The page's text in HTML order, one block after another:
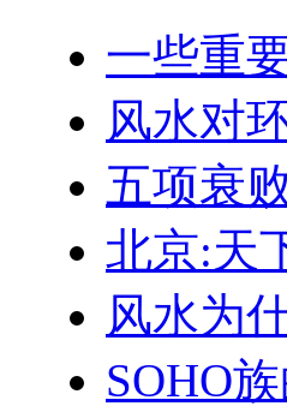
一些重
风水对
五项衰
北京:天
风水为
SOHO